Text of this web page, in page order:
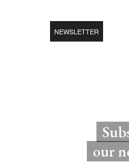
NEWSLETTER
our